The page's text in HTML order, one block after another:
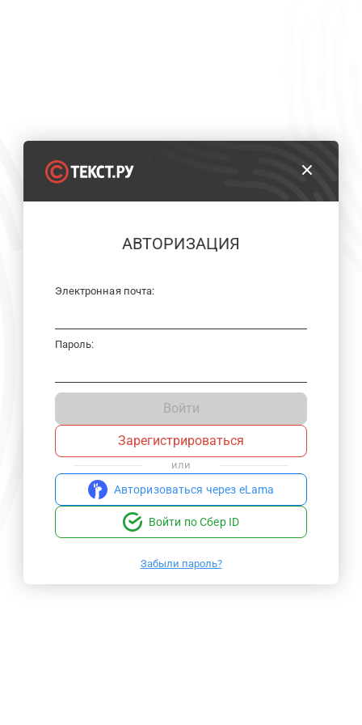
АВТОРИЗАЦИЯ
Электронная почта:
Пароль:
Войти
Зарегистрироваться
или
Авторизоваться через eLama
Войти по Сбер ID
Забыли пароль?